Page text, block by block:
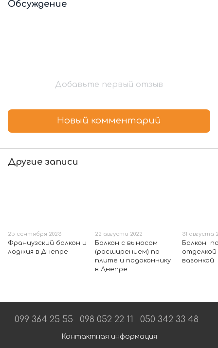
Обсуждение
Добавьте первый отзыв
Новый комментарий
Другие записи
25 сентября 2023
Французский балкон и
лоджия в Днепре
22 августа 2022
Балкон с выносом
(расширением) по
плите и подоконнику
в Днепре
31 августа
Балкон
вагонкой
099 364 25 55 098 052 22 11 050 342 33 48
Контактная информация